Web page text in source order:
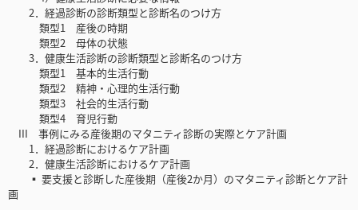
2．経過診断の診断類型と診断名のつけ方
類型1 産後の時期
類型2 母体の状態
3．健康生活診断の診断類型と診断名のつけ方
類型1 基本的生活行動
類型2 精神・心理的生活行動
類型3 社会的生活行動
類型4 育児行動
III 事例にみる産後期のマタニティ診断の実際とケア計画
1．経過診断におけるケア計画
2．健康生活診断におけるケア計画
▪ 要支援と診断した産後期（産後2か月）のマタニティ診断とケア計
画